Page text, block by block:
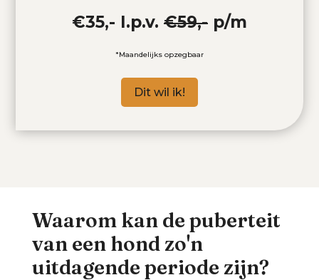
€35,- I.p.v. €59,- p/m
*Maandelijks opzegbaar
Dit wil ik!
Waarom kan de puberteit
van een hond zo'n
uitdagende periode zijn?